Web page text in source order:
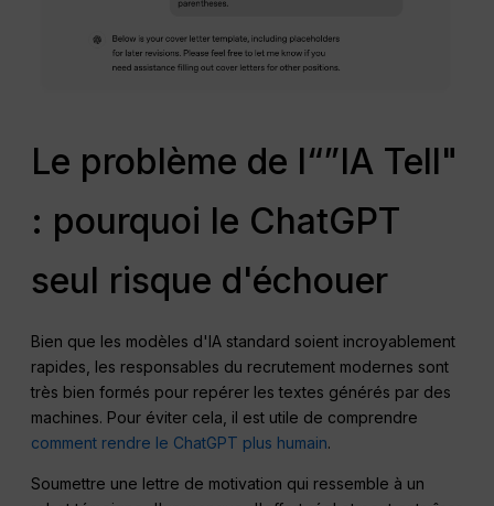
Le problème de l“”IA Tell"
: pourquoi le ChatGPT
seul risque d'échouer
Bien que les modèles d'IA standard soient incroyablement
rapides, les responsables du recrutement modernes sont
très bien formés pour repérer les textes générés par des
machines. Pour éviter cela, il est utile de comprendre
comment rendre le ChatGPT plus humain.
Soumettre une lettre de motivation qui ressemble à un